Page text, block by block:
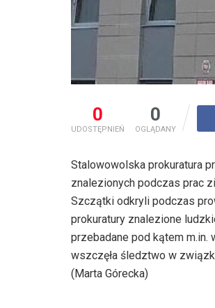
0
UDOSTĘPNIEŃ
0
OGLĄDANY
Stalowowolska prokuratura
znalezionych podczas prac
Szczątki odkryli podczas
prokuratury znalezione
przebadane pod kątem m.in.
wszczęła śledztwo w
(Marta Górecka)